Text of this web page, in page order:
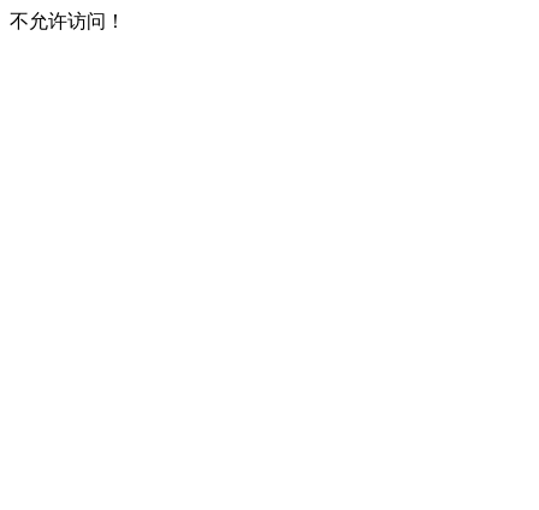
不允许访问！